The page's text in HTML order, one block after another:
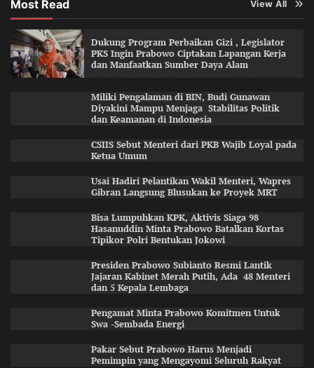
Most Read View All
Dukung Program Perbaikan Gizi , Legislator
PKS Ingin Prabowo Ciptakan Lapangan Kerja
dan Manfaatkan Sumber Daya Alam
Miliki Pengalaman di BIN, Budi Gunawan
Diyakini Mampu Menjaga Stabilitas Politik
dan Keamanan di Indonesia
CSIIS Sebut Menteri dari PKB Wajib Loyal pada
Ketua Umum
Usai Hadiri Pelantikan Wakil Menteri, Wapres
Gibran Langsung Blusukan ke Proyek MRT
Bisa Lumpuhkan KPK, Aktivis Siaga 98
Hasanuddin Minta Prabowo Batalkan Kortas
Tipikor Polri Bentukan Jokowi
Presiden Prabowo Subianto Resmi Lantik
Jajaran Kabinet Merah Putih, Ada 48 Menteri
dan 5 Kepala Lembaga
Pengamat Minta Prabowo Komitmen Untuk
Swa -Sembada Energi
Pakar Sebut Prabowo Harus Menjadi
Pemimpin yang Mengayomi Seluruh Rakyat